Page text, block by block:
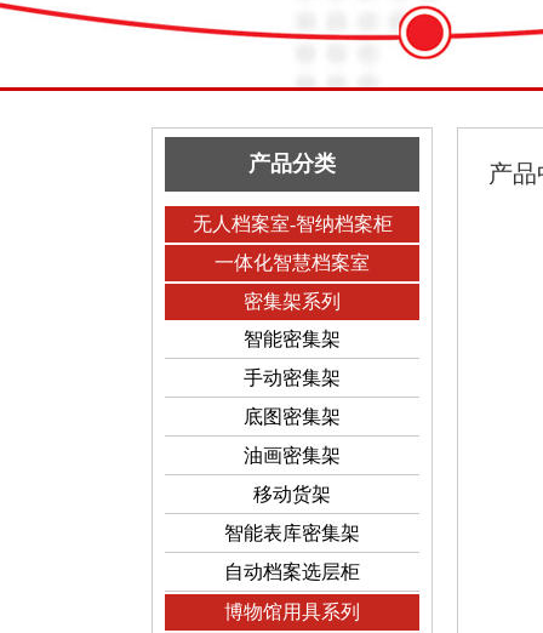
产品分类
无人档案室-智纳档案柜
一体化智慧档案室
密集架系列
智能密集架
手动密集架
底图密集架
油画密集架
移动货架
智能表库密集架
自动档案选层柜
博物馆用具系列
产品